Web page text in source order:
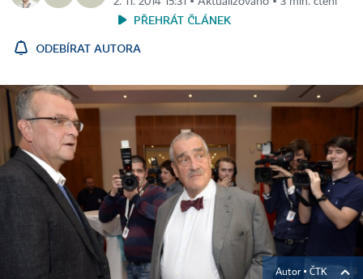
PŘEHRÁT ČLÁNEK
ODEBÍRAT AUTORA
Autor ▪ ČTK